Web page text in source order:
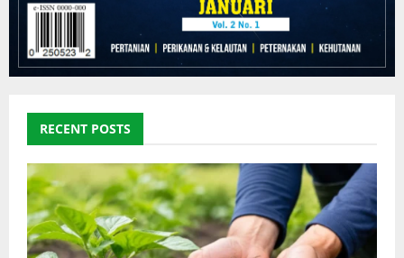
RECENT POSTS